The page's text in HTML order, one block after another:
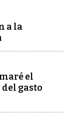
a la
el
gasto